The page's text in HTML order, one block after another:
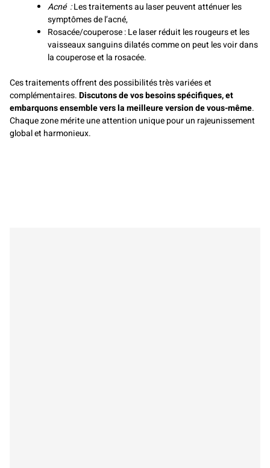
Acné :Les traitements au laser peuvent atténuer les
symptômes de l’acné,
Rosacée/couperose : Le laser réduit les rougeurs et les
vaisseaux sanguins dilatés comme on peut les voir dans
la couperose et la rosacée.
Ces traitements offrent des possibilités très variées et
complémentaires.Discutons de vosbesoins spécifiques, et
embarquons ensemble vers la meilleure version de vous-même.
Chaque zone mérite une attention unique pour un rajeunissement
global et harmonieux.